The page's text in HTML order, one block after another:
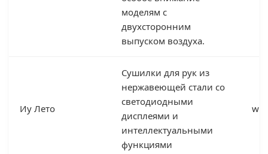
моделям с
двухсторонним
выпуском воздуха.
Иу Лето
Сушилки для рук из
нержавеющей стали со
светодиодными
дисплеями и
интеллектуальными
функциями